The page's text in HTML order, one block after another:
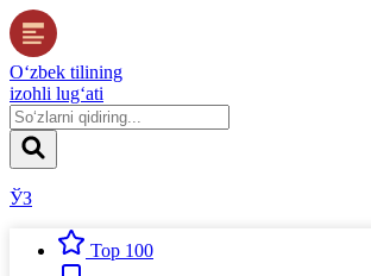
O‘zbek tilining
izohli lug‘ati
ЎЗ
Top 100